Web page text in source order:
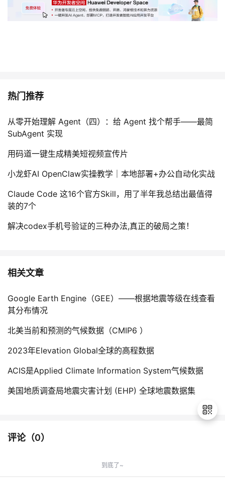
热门推荐
从零开始理解 Agent（四）：给 Agent 找个帮手——最简
SubAgent 实现
用码道一键生成精美短视频宣传片
小龙虾AI OpenClaw实操教学｜本地部署+办公自动化实战
Claude Code 这16个官方Skill，用了半年我总结出最值得
装的7个
解决codex手机号验证的三种办法,真正的破局之策！
相关文章
Google Earth Engine（GEE）——根据地震等级在线查看
其分布情况
北美当前和预测的气候数据（CMIP6 ）
2023年Elevation Global全球的高程数据
ACIS是Applied Climate Information System气候数据
美国地质调查局地震灾害计划 (EHP) 全球地震数据集
评论（0）
到底了~